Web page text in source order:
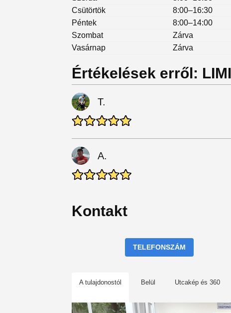
Csütörtök
8:00–16:30
Péntek
8:00–14:00
Szombat
Zárva
Vasárnap
Zárva
Értékelések erről:
T.
A.
Kontakt
TELEFONSZÁM
A tulajdonostól Belül Utcakép és 360